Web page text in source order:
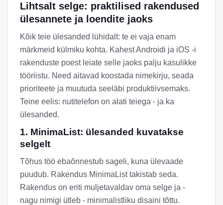
Lihtsalt selge: praktilised rakendused
ülesannete ja loendite jaoks
Kõik teie ülesanded lühidalt: te ei vaja enam
märkmeid külmiku kohta. Kahest Androidi ja iOS -i
rakenduste poest leiate selle jaoks palju kasulikke
tööriistu. Need aitavad koostada nimekirju, seada
prioriteete ja muutuda seeläbi produktiivsemaks.
Teine eelis: nutitelefon on alati teiega - ja ka
ülesanded.
1. MinimaList: ülesanded kuvatakse
selgelt
Tõhus töö ebaõnnestub sageli, kuna ülevaade
puudub. Rakendus MinimaList takistab seda.
Rakendus on eriti muljetavaldav oma selge ja -
nagu nimigi ütleb - minimalistliku disaini tõttu.